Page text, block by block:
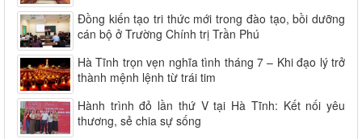
Đồng kiến tạo tri thức mới trong đào tạo, bồi dưỡng
cán bộ ở Trường Chính trị Trần Phú
Hà Tĩnh trọn vẹn nghĩa tình tháng 7 – Khi đạo lý trở
thành mệnh lệnh từ trái tim
Hành trình đỏ lần thứ V tại Hà Tĩnh: Kết nối yêu
thương, sẻ chia sự sống